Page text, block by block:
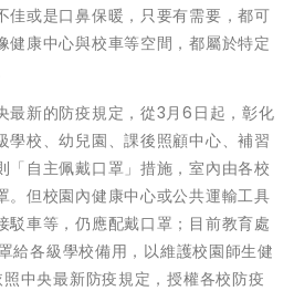
佳或是口鼻保暖，只要有需要，都可
健康中心與校車等空間，都屬於特定
最新的防疫規定，從3月6日起，彰化
學校、幼兒園、課後照顧中心、補習
「自主佩戴口罩」措施，室內由各校
。但校園內健康中心或公共運輸工具
駁車等，仍應配戴口罩；目前教育處
各級學校備用，以維護校園師生健
央最新防疫規定，授權各校防疫